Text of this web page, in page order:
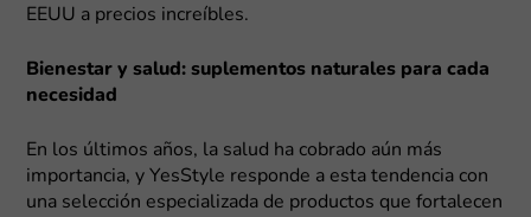
EEUU a precios increíbles.
Bienestar y salud: suplementos naturales para cada
necesidad
En los últimos años, la salud ha cobrado aún más
importancia, y YesStyle responde a esta tendencia con
una selección especializada de productos que fortalecen